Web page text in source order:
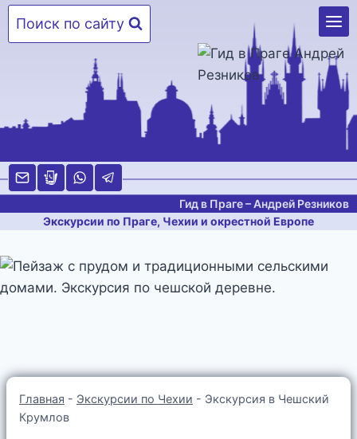
Перейти
Поиск по сайту
Гид в Праге – Андрей Резников
Экскурсии по Праге, Чехии и окрестной Европе
Главная - Экскурсии по Чехии - Экскурсия в Чешский
Крумлов